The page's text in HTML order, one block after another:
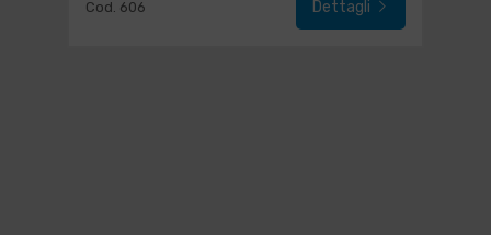
Cod. 606 Dettagli